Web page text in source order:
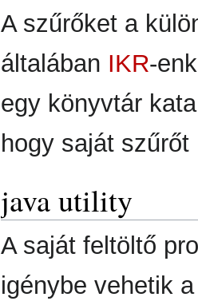
A szűrőket a
általában IKR-
egy könyvtár
hogy saját
java utility
A saját feltöltő
igénybe vehetik